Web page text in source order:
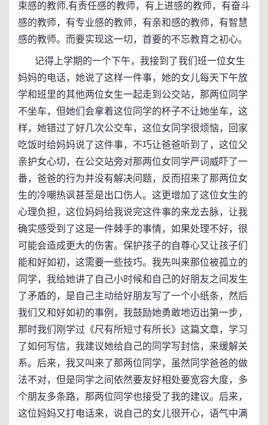
束感的教师,有责任感的教师，有上进感的教师，有奋斗
感的教师，有专业感的教师，有亲和感的教师，有智慧
感的教师。而要实现这一切，首要的不忘教育之初心。
记得上学期的一个下午，我接到了我们班一位女生
妈妈的电话，她说了这样一件事，她的女儿每天下午放
学和班里的其他两位女生一起走到公交站，那两位同学
不坐车，但她们会拿着这位同学的杯子不让她坐车，这
样，她错过了好几次公交车，这位女同学很烦恼，回家
吃饭时给妈妈说了这件事，不巧让爸爸听到了，这位父
亲护女心切，在公交站旁对那两位女同学严词威吓了一
番，爸爸的行为并没有解决问题，反而招来了那两位女
生的冷嘲热讽甚至是出口伤人。这更增加了这位女生的
心理负担，这位妈妈给我说完这件事的来龙去脉，让我
确实感受到了这是一件棘手的事情，如果处理不好，很
可能会造成更大的伤害。保护孩子的自尊心又让孩子们
能和好如初，这需要一些技巧。我先叫来那位被孤立的
同学，我给她讲了自己小时候和自己的好朋友之间发生
了矛盾的，是自己主动给好朋友写了一个小纸条，然后
我们又和好如初的事例，我鼓励她勇敢地迈出第一步，
那时我们刚学过《尺有所短寸有所长》这篇文章，学习
了如何写信，我建议她给自己的同学写封信，来缓解关
系。后来，我又叫来了那两位同学，虽然同学爸爸的做
法不对，但是同学之间依然要友好相处要宽容大度，多
个朋友多条路，那两位同学也接受了我的建议。后来，
这位妈妈又打电话来，说自己的女儿很开心，语气中满